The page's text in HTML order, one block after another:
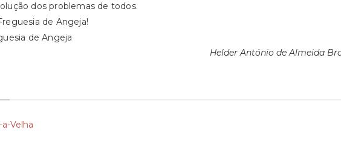
dos problemas de todos.
de Angeja!
de Angeja
Helder António de Almeida